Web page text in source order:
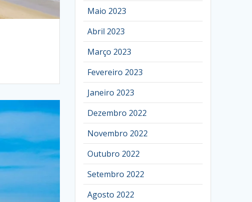
Maio 2023
Abril 2023
Março 2023
Fevereiro 2023
Janeiro 2023
Dezembro 2022
Novembro 2022
Outubro 2022
Setembro 2022
Agosto 2022